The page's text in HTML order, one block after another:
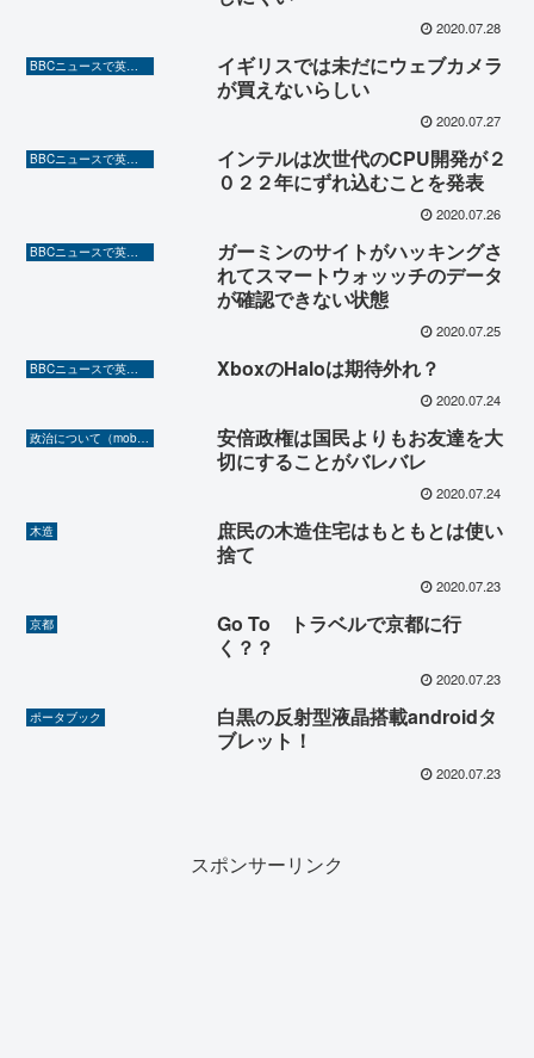
2020.07.28
イギリスでは未だにウェブカメラ
が買えないらしい
2020.07.27
インテルは次世代のCPU開発が２
０２２年にずれ込むことを発表
2020.07.26
ガーミンのサイトがハッキングさ
れてスマートウォッッチのデータ
が確認できない状態
2020.07.25
XboxのHaloは期待外れ？
2020.07.24
安倍政権は国民よりもお友達を大
切にすることがバレバレ
2020.07.24
木造
庶民の木造住宅はもともとは使い
捨て
2020.07.23
京都
Go To トラベルで京都に行
く？？
2020.07.23
ポータブック
白黒の反射型液晶搭載androidタ
ブレット！
2020.07.23
スポンサーリンク